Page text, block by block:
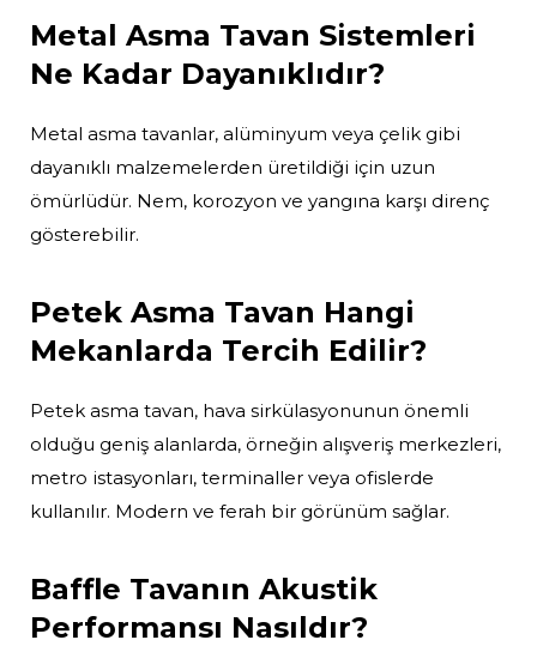
Metal Asma Tavan Sistemleri
Ne Kadar Dayanıklıdır?
Metal asma tavanlar, alüminyum veya çelik gibi
dayanıklı malzemelerden üretildiği için uzun
ömürlüdür. Nem, korozyon ve yangına karşı direnç
gösterebilir.
Petek Asma Tavan Hangi
Mekanlarda Tercih Edilir?
Petek asma tavan, hava sirkülasyonunun önemli
olduğu geniş alanlarda, örneğin alışveriş merkezleri,
metro istasyonları, terminaller veya ofislerde
kullanılır. Modern ve ferah bir görünüm sağlar.
Baffle Tavanın Akustik
Performansı Nasıldır?